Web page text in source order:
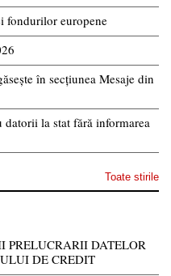
fondurilor europene
în secțiunea Mesaje din
la stat fără informarea
Toate stirile
PRELUCRARII DATELOR
DE CREDIT